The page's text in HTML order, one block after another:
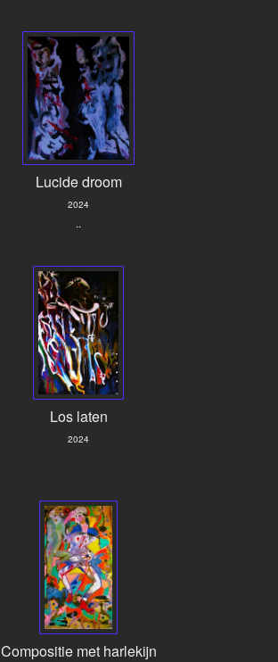
Lucide droom
2024
..
Los laten
2024
Compositie met harlekijn